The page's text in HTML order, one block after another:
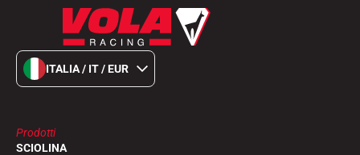
ITALIA / IT / EUR
Prodotti
SCIOLINA